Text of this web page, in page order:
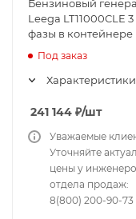
Бензиновый
Leega LT11000CLE 3
фазы в контейнере
Под заказ
Характеристики
241 144 ₽/шт
Уважаемые
Уточняйте
цены у
отдела продаж:
8(800) 200-90-73